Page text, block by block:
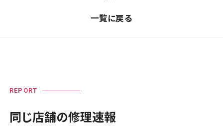
一覧に戻る
REPORT
同じ店舗の修理速報